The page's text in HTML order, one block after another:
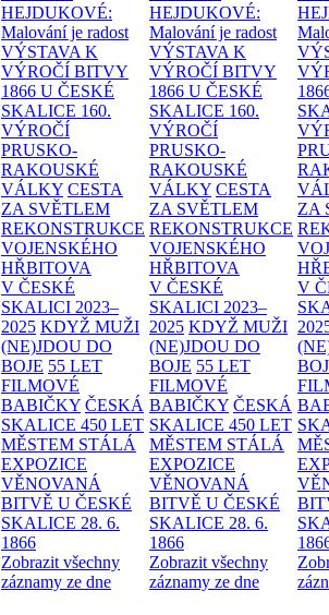
HEJDUKOVÉ:
Malování je radost
VÝSTAVA K
VÝROČÍ BITVY
1866 U ČESKÉ
SKALICE 160.
VÝROČÍ
PRUSKO-
RAKOUSKÉ
VÁLKY CESTA
ZA SVĚTLEM
REKONSTRUKCE
VOJENSKÉHO
HŘBITOVA
V ČESKÉ
SKALICI 2023–
2025 KDYŽ MUŽI
(NE)JDOU DO
BOJE 55 LET
FILMOVÉ
BABIČKY ČESKÁ
SKALICE 450 LET
MĚSTEM STÁLÁ
EXPOZICE
VĚNOVANÁ
BITVĚ U ČESKÉ
SKALICE 28. 6.
1866
Zobrazit všechny
záznamy ze dne
HEJDUKOVÉ:
Malování je radost
VÝSTAVA K
VÝROČÍ BITVY
1866 U ČESKÉ
SKALICE 160.
VÝROČÍ
PRUSKO-
RAKOUSKÉ
VÁLKY CESTA
ZA SVĚTLEM
REKONSTRUKCE
VOJENSKÉHO
HŘBITOVA
V ČESKÉ
SKALICI 2023–
2025 KDYŽ MUŽI
(NE)JDOU DO
BOJE 55 LET
FILMOVÉ
BABIČKY ČESKÁ
SKALICE 450 LET
MĚSTEM STÁLÁ
EXPOZICE
VĚNOVANÁ
BITVĚ U ČESKÉ
SKALICE 28. 6.
1866
Zobrazit všechny
záznamy ze dne
ZA
V